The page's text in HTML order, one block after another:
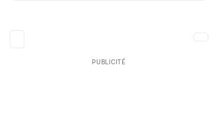
PUBLICITÉ